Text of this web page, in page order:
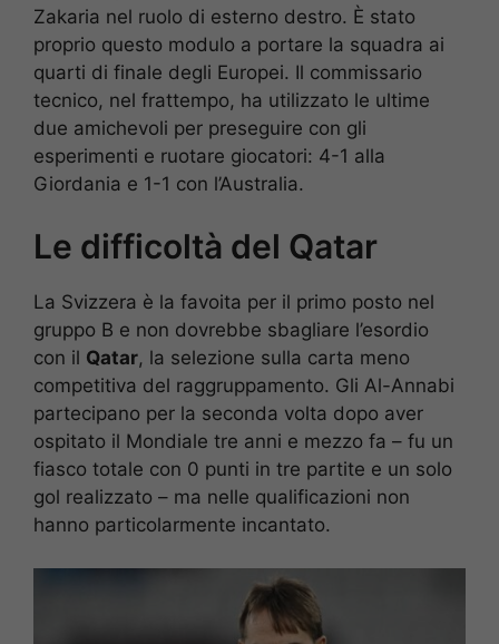
Zakaria nel ruolo di esterno destro. È stato
proprio questo modulo a portare la squadra ai
quarti di finale degli Europei. Il commissario
tecnico, nel frattempo, ha utilizzato le ultime
due amichevoli per preseguire con gli
esperimenti e ruotare giocatori: 4-1 alla
Giordania e 1-1 con l’Australia.
Le difficoltà del Qatar
La Svizzera è la favoita per il primo posto nel
gruppo B e non dovrebbe sbagliare l’esordio
con il Qatar, la selezione sulla carta meno
competitiva del raggruppamento. Gli Al-Annabi
partecipano per la seconda volta dopo aver
ospitato il Mondiale tre anni e mezzo fa – fu un
fiasco totale con 0 punti in tre partite e un solo
gol realizzato – ma nelle qualificazioni non
hanno particolarmente incantato.